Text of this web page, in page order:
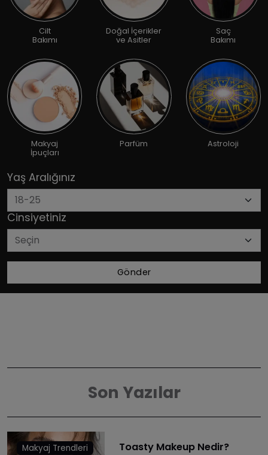
Cilt
Bakımı
Doğal İçerikler
ve Asitler
Saç
Bakımı
Makyaj
İpuçları
Parfüm Astroloji
Yaş Aralığınız
Cinsiyetiniz
Gönder
Son Yazılar
Makyaj Trendleri Toasty Makeup Nedir?